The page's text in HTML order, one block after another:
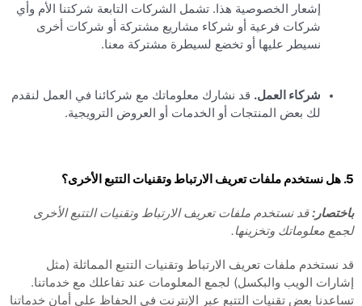
إشعار الخصوصية هذا. تشمل الشركات التابعة شركتنا الأم وأي
شركات فرعية أو شركاء مشاريع مشتركة أو شركات أخرى
نسيطر عليها أو تخضع لسيطرة مشتركة معنا.
شركاء العمل. قد نشارك معلوماتك مع شركائنا في العمل لنقدم
لك بعض المنتجات أو الخدمات أو العروض الترويجية.
5. هل نستخدم ملفات تعريف الارتباط وتقنيات التتبع الأخرى؟
باختصار:قد نستخدم ملفات تعريف الارتباط وتقنيات التتبع الأخرى
لجمع معلوماتك وتخزينها.
قد نستخدم ملفات تعريف الارتباط وتقنيات التتبع المماثلة (مثل
إشارات الويب والبكسل) لجمع المعلومات عند تفاعلك مع خدماتنا.
تساعدنا بعض تقنيات التتبع عبر الإنترنت في الحفاظ على أمان خدماتنا